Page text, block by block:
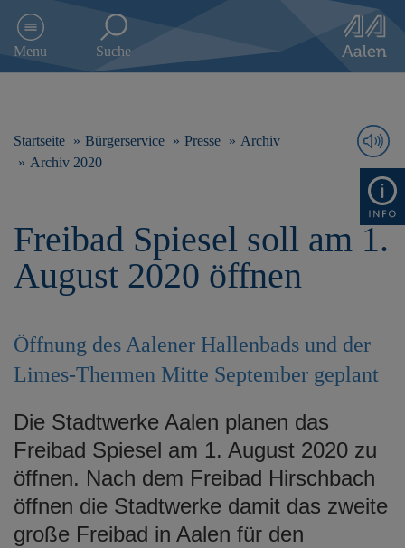
e
Menu Suche
Startseite Bürgerservice Presse
Archiv
Archiv 2020
Freibad Spiesel soll am 1.
August 2020 öffnen
Öffnung des Aalener Hallenbads und der
Limes-Thermen Mitte September geplant
Die Stadtwerke Aalen planen das
Freibad Spiesel am 1. August 2020 zu
öffnen. Nach dem Freibad Hirschbach
öffnen die Stadtwerke damit das zweite
große Freibad in Aalen für den